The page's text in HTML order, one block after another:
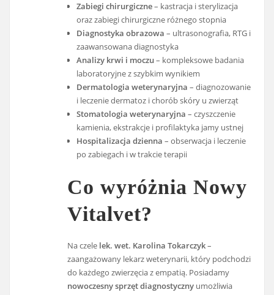
Zabiegi chirurgiczne– kastracja i sterylizacja
oraz zabiegi chirurgiczne różnego stopnia
Diagnostyka obrazowa – ultrasonografia, RTG i
zaawansowana diagnostyka
Analizy krwi i moczu– kompleksowe badania
laboratoryjne z szybkim wynikiem
Dermatologia weterynaryjna – diagnozowanie
i leczenie dermatoz i chorób skóry u zwierząt
Stomatologia weterynaryjna – czyszczenie
kamienia, ekstrakcje i profilaktyka jamy ustnej
Hospitalizacja dzienna – obserwacja i leczenie
po zabiegach i w trakcie terapii
Co wyróżnia Nowy
Vitalvet?
Na czele lek. wet. Karolina Tokarczyk–
zaangażowany lekarz weterynarii, który podchodzi
do każdego zwierzęcia z empatią. Posiadamy
nowoczesny sprzęt diagnostyczny umożliwia